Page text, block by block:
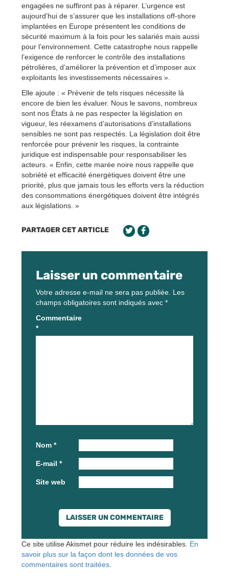
engagées ne suffiront pas à réparer. L’urgence est
aujourd’hui de s’assurer que les installations off-shore
implantées en Europe présentent les conditions de
sécurité maximum à la fois pour les salariés mais aussi
pour l’environnement. Cette catastrophe nous rappelle
l’exigence de renforcer le contrôle des installations
pétrolières, d’améliorer la prévention et d’imposer aux
exploitants les investissements nécessaires ».
Elle ajoute : « Prévenir de tels risques nécessite là
encore de bien les évaluer. Nous le savons, nombreux
sont nos États à ne pas respecter la législation en
vigueur, les réexamens d’autorisations d’installations
sensibles ne sont pas respectés. La législation doit être
renforcée pour prévenir les risques, la contrainte
juridique est indispensable pour responsabiliser les
acteurs. « Enfin, cette marée noire nous rappelle que
sobriété et efficacité énergétiques doivent être une
priorité, plus que jamais tous les efforts vers la réduction
des consommations énergétiques doivent être intégrés
aux législations. »
PARTAGER CET ARTICLE
Laisser un commentaire
Votre adresse e-mail ne sera pas publiée. Les
champs obligatoires sont indiqués avec *
Commentaire
*
Nom *
E-mail *
Site web
Ce site utilise Akismet pour réduire les indésirables. En
savoir plus sur la façon dont les données de vos
commentaires sont traitées